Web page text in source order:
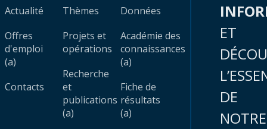
Actualité
Offres
d'emploi
(a)
Contacts
Thèmes
Projets et
opérations
Recherche
et
publications
(a)
Données
Académie des
connaissances
(a)
Fiche de
résultats
(a)
ET
DE
NOTRE